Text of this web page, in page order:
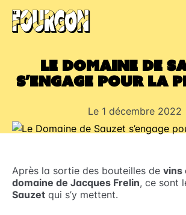
Le Domaine de
s’engage pour la
Le 1 décembre 2022
Après la sortie des bouteilles de vins
domaine de Jacques Frelin, ce sont
Sauzet qui s’y mettent.